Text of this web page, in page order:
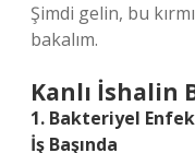
Şimdi gelin, bu
bakalım.
Kanlı İshalin
1. Bakteriyel
İş Başında